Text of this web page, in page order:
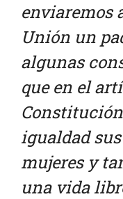
enviaremos
Unión un
algunas
que en el
igualdad
mujeres y
una vida